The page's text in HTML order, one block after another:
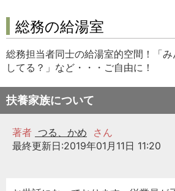
総務の給湯室
総務担当者同士の給湯室的空間！「み
してる？」など・・・ご自由に！
扶養家族について
著者 つる、かめ
さん
最終更新日:2019年01月11日 11:20